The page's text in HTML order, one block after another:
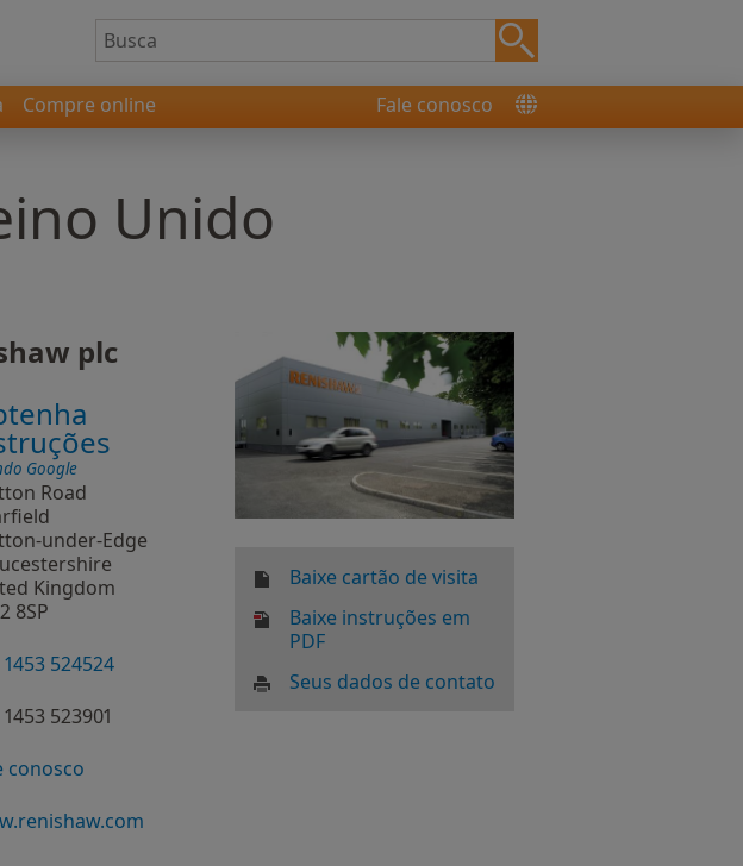
Compre online Fale conosco
Unido
plc
Google
Road
under-Edge
Kingdom
8SP
524524
523901
conosco
Baixe cartão de visita
Baixe instruções em
PDF
Seus dados de contato